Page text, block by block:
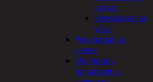
rasvat
Kynsisakset ja
viilat
Pesuharjat ja -
sienet
Shampoot,
hoitaineet ja